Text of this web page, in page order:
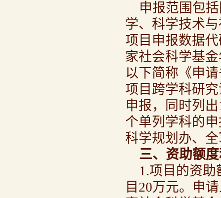
申报范围包
学、科学技术
项目申报数据
家社会科学基
以下简称《申
项目跨学科研
申报，同时列
个单列学科的
科学规划办、
三、资助额
1.项目的资
目20万元。申